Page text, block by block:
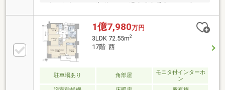
成17年1月築。内廊下設計。
1億7,980万円
3LDK 72.55m2
17階 西
駐車場あり 角部屋
モニタ付インターホ
ン